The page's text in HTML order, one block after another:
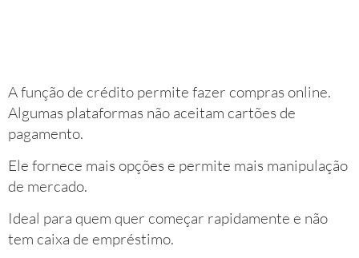
A função de crédito permite fazer compras online.
Algumas plataformas não aceitam cartões de
pagamento.
Ele fornece mais opções e permite mais manipulação
de mercado.
Ideal para quem quer começar rapidamente e não
tem caixa de empréstimo.